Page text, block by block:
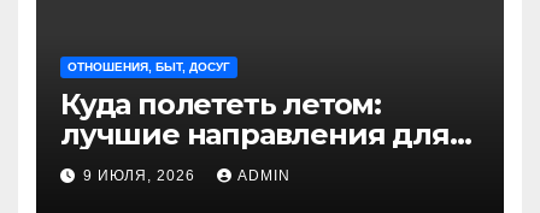
ОТНОШЕНИЯ, БЫТ, ДОСУГ
Куда полететь летом:
лучшие направления для
отдыха из Санкт-
Петербурга
9 ИЮЛЯ, 2026 ADMIN